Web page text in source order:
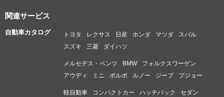
関連サービス
自動車カタログ トヨタ レクサス 日産 ホンダ マツダ
スバル
スズキ
三菱 ダイハツ
メルセデス・ベンツ BMW
フォルクスワーゲン
アウディ
ミニ ボルボ ルノー ジープ プジョー
軽自動車 コンパクトカー ハッチバック
セダン